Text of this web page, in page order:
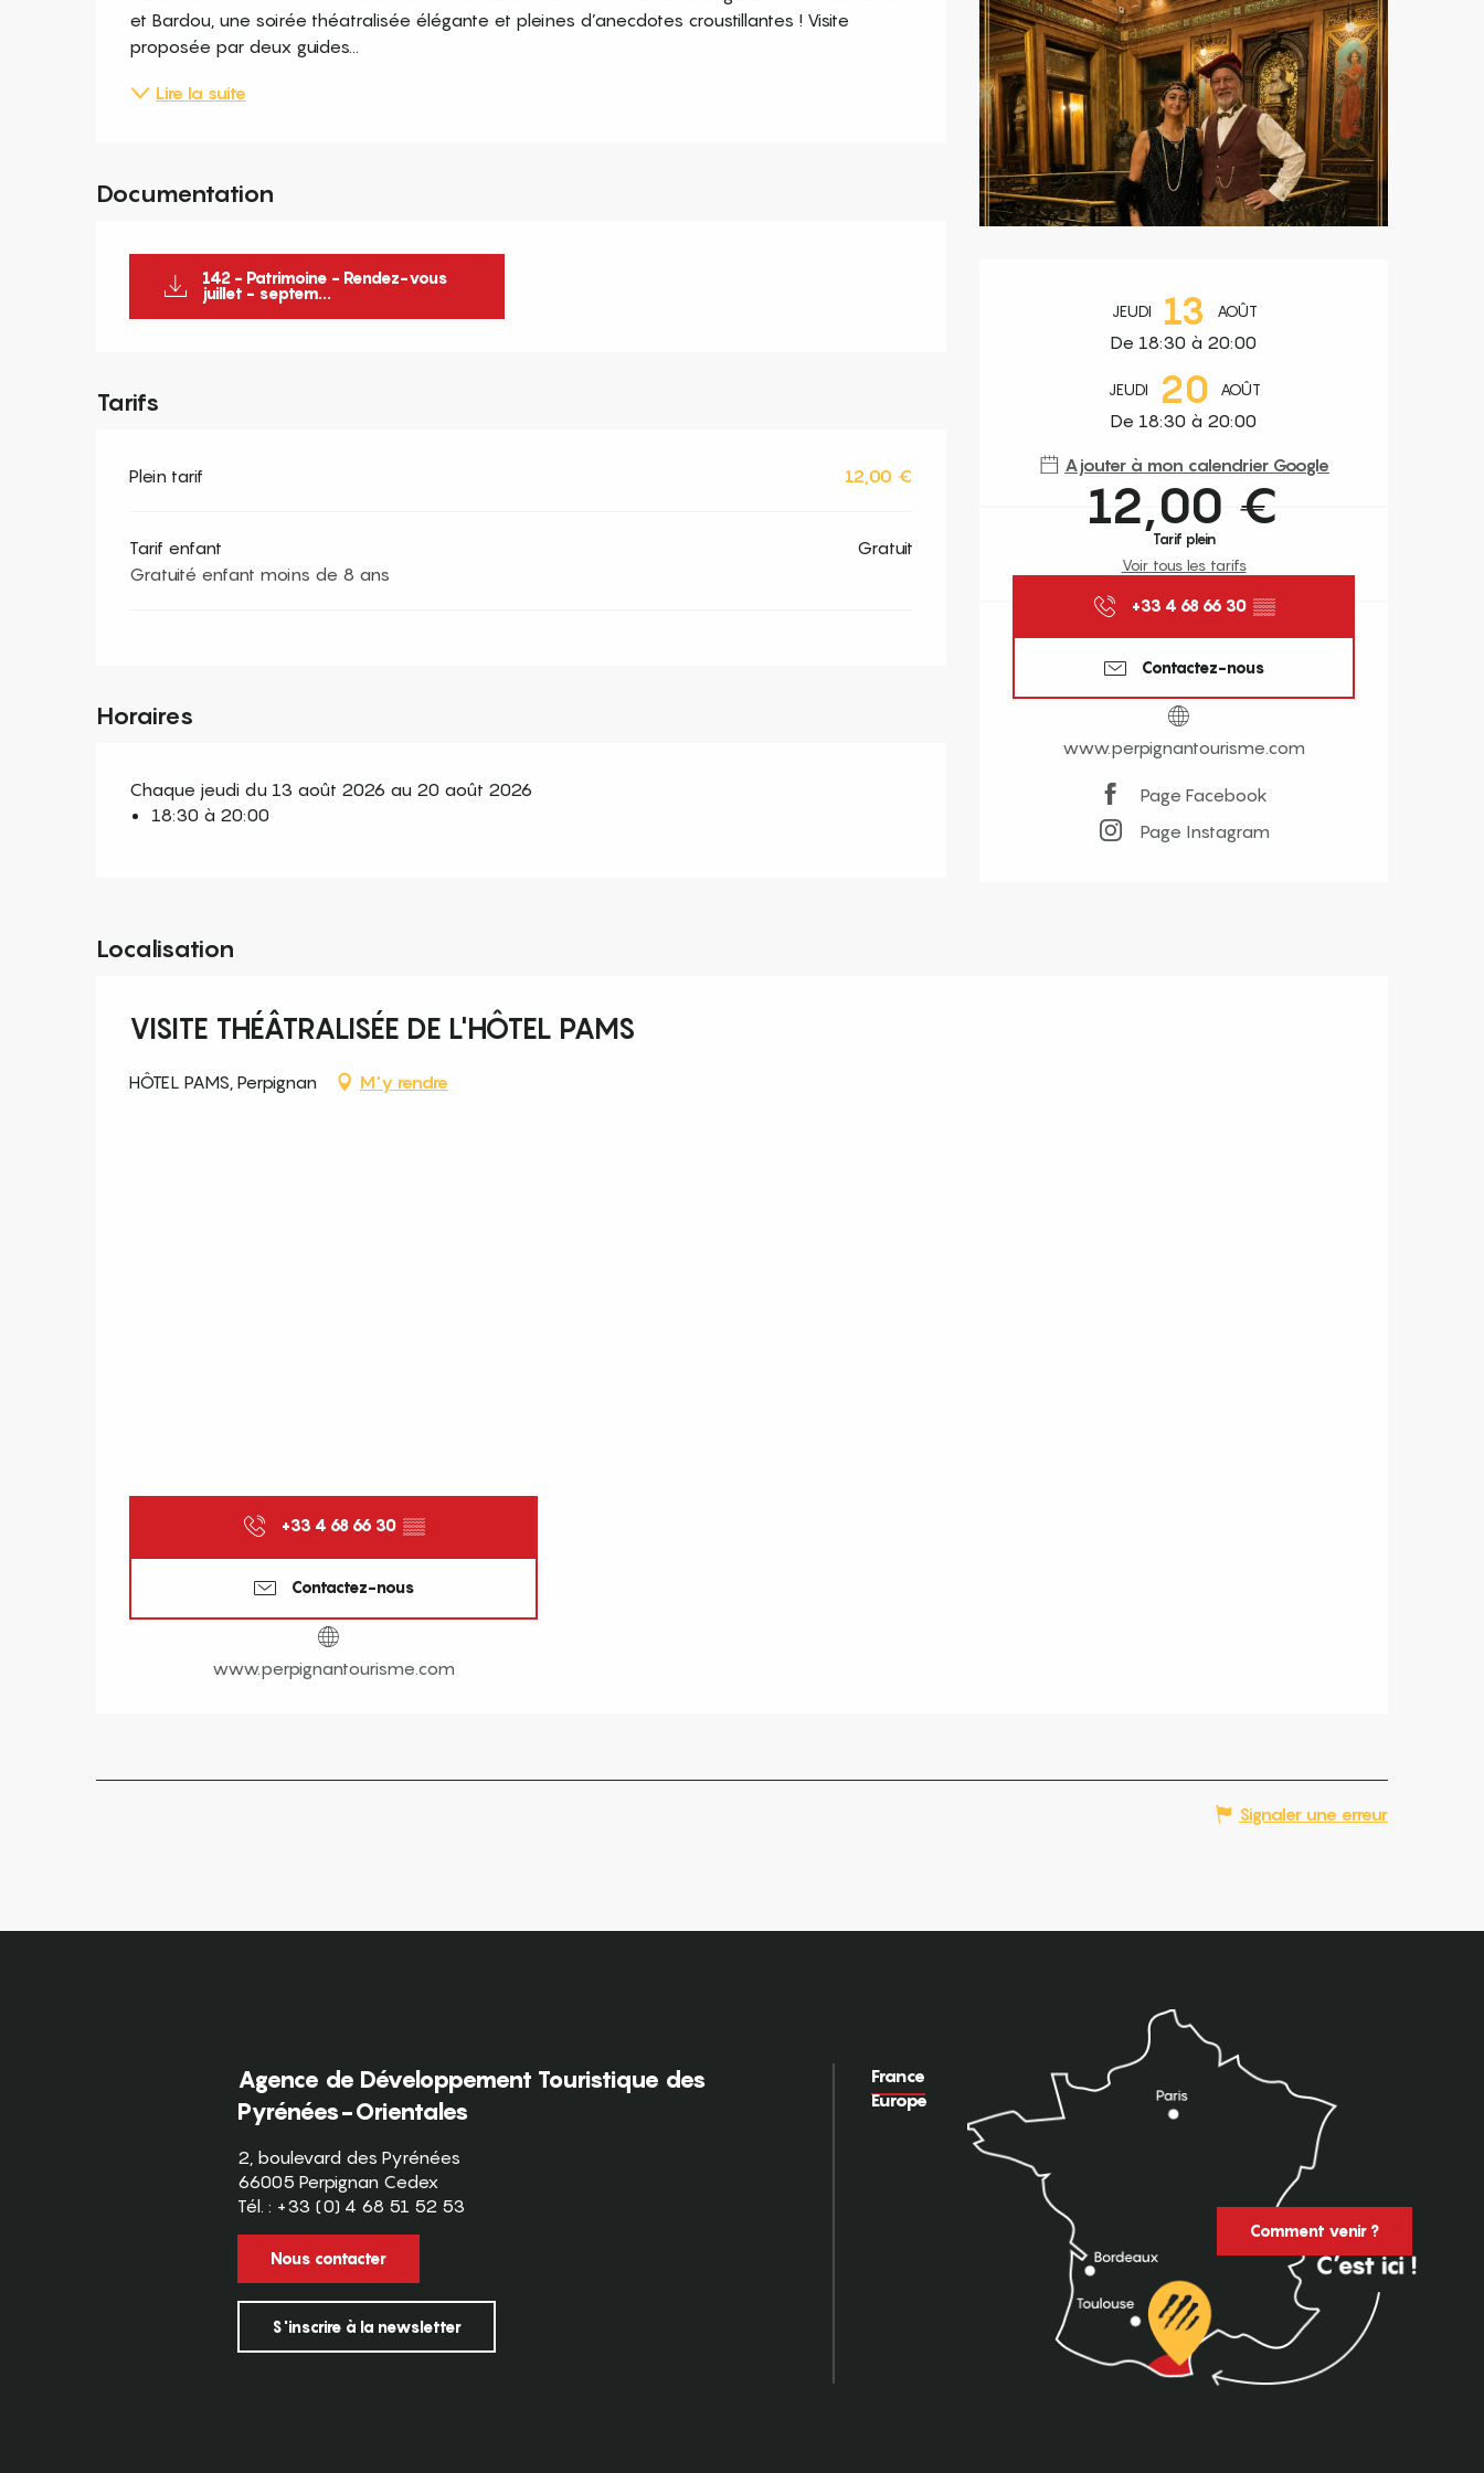
Ouverture et coordonnées
JEUDI 13 AOÛT
De 18:30 à 20:00
JEUDI 20 AOÛT
De 18:30 à 20:00
Ajouter à mon calendrier Google
12,00 €
Tarif plein
Voir tous les tarifs
+33 4 68 66 30 ▒▒
Contactez-nous
www.perpignantourisme.com
Page Facebook
Page Instagram
et Bardou, une soirée théatralisée élégante et pleines d’anecdotes croustillantes ! Visite
proposée par deux guides...
Lire la suite
Documentation
142 - Patrimoine - Rendez-vous
juillet - septem...
Tarifs
Plein tarif 12,00 €
Tarif enfant
Gratuité enfant moins de 8 ans
Gratuit
Horaires
Chaque jeudi du 13 août 2026 au 20 août 2026
18:30 à 20:00
Localisation
VISITE THÉÂTRALISÉE DE L'HÔTEL PAMS
HÔTEL PAMS, Perpignan M'y rendre
+33 4 68 66 30 ▒▒
Contactez-nous
www.perpignantourisme.com
Signaler une erreur
Agence de Développement Touristique des
Pyrénées-Orientales
2, boulevard des Pyrénées
66005 Perpignan Cedex
Tél. : +33 (0) 4 68 51 52 53
Nous contacter
S'inscrire à la newsletter
France
Europe
Comment venir ?